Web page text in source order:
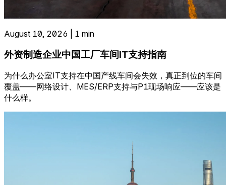
August 10, 2026 | 1 min
外资制造企业中国工厂车间IT支持指南
为什么办公室IT支持在中国产线车间会失效，真正到位的车间
覆盖——网络设计、MES/ERP支持与P1现场响应——应该是
什么样。